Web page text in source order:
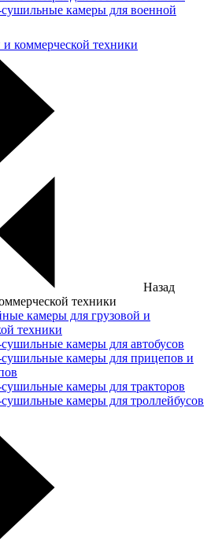
камеры для военной
и коммерческой техники
Назад
техники
камеры для грузовой и
техники
камеры для автобусов
камеры для прицепов и
камеры для тракторов
камеры для троллейбусов